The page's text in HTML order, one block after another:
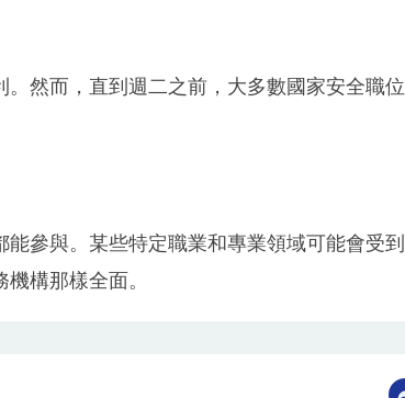
然而，直到週二之前，大多數國家安全職位
參與。某些特定職業和專業領域可能會受到
構那樣全面。